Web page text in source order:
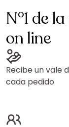
N°1 de
on line
Recibe un vale
cada pedido